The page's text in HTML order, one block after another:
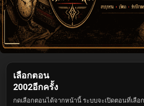
เลือกตอน
2002อีกครั้ง
กดเลือกตอนได้จากหน้านี้ ระบบจะเปิดตอนที่เลือ